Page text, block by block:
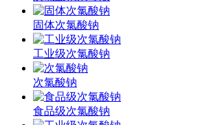
固体次氯酸钠
工业级次氯酸钠
次氯酸钠
食品级次氯酸钠